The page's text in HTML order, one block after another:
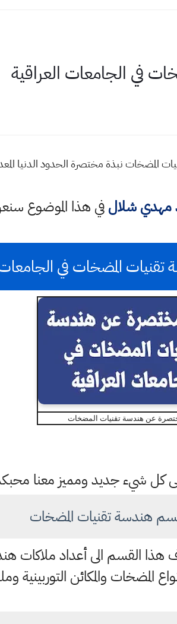
في الجامعات العراقية
نبذة مختصرة الحدود الدنيا
مهدي شلالفي هذا الموضوع
المضخات في الجامعات
عن هندسة تقنيات المضخات
كل شيء جديد ومميز معنا
هندسة تقنيات المضخات
القسم الى أعداد ملاكات
والمكائن التوربينية